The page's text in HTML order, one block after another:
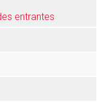
entrantes